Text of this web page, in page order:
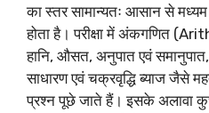
का स्तर सामान्यतः आसान से
होता है। परीक्षा में अंकगणित
हानि, औसत, अनुपात एवं
साधारण एवं चक्रवृद्धि ब्याज जैसे
प्रश्न पूछे जाते हैं। इसके अलावा